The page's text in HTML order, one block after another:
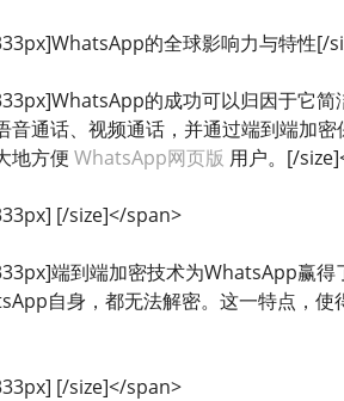
的全球影响力与特性[/
的成功可以归因于它简
音通话、视频通话，并通过端到端加
地方便 WhatsApp网页版 用户。[/
[/size]</span>
端到端加密技术为WhatsApp赢得
自身，都无法解密。这一特点，
[/size]</span>